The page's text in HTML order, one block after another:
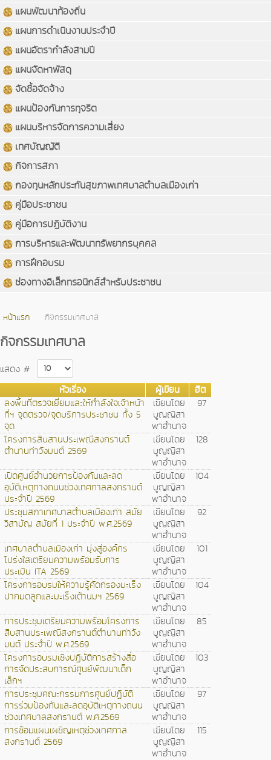
แผนพัฒนาท้องถิ่น
แผนการดำเนินงานประจำปี
แผนอัตรากำลังสามปี
แผนจัดหาพัสดุ
จัดซื้อจัดจ้าง
แผนป้องกันการทุจริต
แผนบริหารจัดการความเสี่ยง
เทศบัญญัติ
กิจการสภา
กองทุนหลักประกันสุขภาพเทศบาลตำบลเมืองเก่า
คู่มือประชาชน
คู่มือการปฏิบัติงาน
การบริหารและพัฒนาทรัพยากรบุคคล
การฝึกอบรม
ช่องทางอิเล็กทรอนิกส์สำหรับประชาชน
หน้าแรก กิจกรรมเทศบาล
กิจกรรมเทศบาล
แสดง #
หัวเรื่อง
ผู้เขียน
ฮิต
ลงพื้นที่ตรวจเยี่ยมและให้กำลังใจเจ้าหน้า
ที่ฯ จุดตรวจ/จุดบริการประชาชน ทั้ง 5
จุด
เขียนโดย
บูญญิสา
พาอำนาจ
97
โครงการสืบสานประเพณีสงกรานต์
ตำนานท่าวังมนต์ 2569
เขียนโดย
บูญญิสา
พาอำนาจ
128
เปิดศูนย์อำนวยการป้องกันและลด
อุบัติเหตุทางถนนช่วงเทศกาลสงกรานต์
ประจำปี 2569
เขียนโดย
บูญญิสา
พาอำนาจ
104
ประชุมสภาเทศบาลตำบลเมืองเก่า สมัย
วิสามัญ สมัยที่ 1 ประจำปี พ.ศ.2569
เขียนโดย
บูญญิสา
พาอำนาจ
92
เทศบาลตำบลเมืองเก่า มุ่งสู่องค์กร
โปร่งใสเตรียมความพร้อมรับการ
ประเมิน ITA 2569
เขียนโดย
บูญญิสา
พาอำนาจ
101
โครงการอบรมให้ความรู้คัดกรองมะเร็ง
ปากมดลูกและมะเร็งเต้านมฯ 2569
เขียนโดย
บูญญิสา
พาอำนาจ
104
การประชุมเตรียมความพร้อมโครงการ
สืบสานประเพณีสงกรานต์ตำนานท่าวัง
มนต์ ประจำปี พ.ศ.2569
เขียนโดย
บูญญิสา
พาอำนาจ
85
โครงการอบรมเชิงปฏิบัติการสร้างสื่อ
การจัดประสบการณ์ศูนย์พัฒนาเด็ก
เล็กฯ
เขียนโดย
บูญญิสา
พาอำนาจ
103
การประชุมคณะกรรมการศูนย์ปฏิบัติ
การร่วมป้องกันและลดอุบัติเหตุทางถนน
ช่วงเทศบาลสงกรานต์ พ.ศ.2569
เขียนโดย
บูญญิสา
พาอำนาจ
97
การซ้อมแผนเผชิญเหตุช่วงเทศกาล
สงกรานต์ 2569
เขียนโดย
บูญญิสา
พาอำนาจ
115